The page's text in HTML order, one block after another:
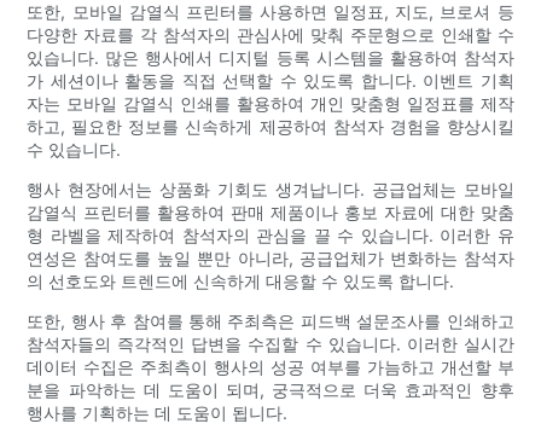
또한, 모바일 감열식 프린터를 사용하면 일정표, 지도, 브로셔 등
다양한 자료를 각 참석자의 관심사에 맞춰 주문형으로 인쇄할 수
있습니다. 많은 행사에서 디지털 등록 시스템을 활용하여 참석자
가 세션이나 활동을 직접 선택할 수 있도록 합니다. 이벤트 기획
자는 모바일 감열식 인쇄를 활용하여 개인 맞춤형 일정표를 제작
하고, 필요한 정보를 신속하게 제공하여 참석자 경험을 향상시킬
수 있습니다.
행사 현장에서는 상품화 기회도 생겨납니다. 공급업체는 모바일
감열식 프린터를 활용하여 판매 제품이나 홍보 자료에 대한 맞춤
형 라벨을 제작하여 참석자의 관심을 끌 수 있습니다. 이러한 유
연성은 참여도를 높일 뿐만 아니라, 공급업체가 변화하는 참석자
의 선호도와 트렌드에 신속하게 대응할 수 있도록 합니다.
또한, 행사 후 참여를 통해 주최측은 피드백 설문조사를 인쇄하고
참석자들의 즉각적인 답변을 수집할 수 있습니다. 이러한 실시간
데이터 수집은 주최측이 행사의 성공 여부를 가늠하고 개선할 부
분을 파악하는 데 도움이 되며, 궁극적으로 더욱 효과적인 향후
행사를 기획하는 데 도움이 됩니다.